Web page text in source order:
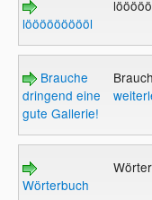
löööööööööl
Brauche
dringend eine
gute Gallerie!
Wörterbuch